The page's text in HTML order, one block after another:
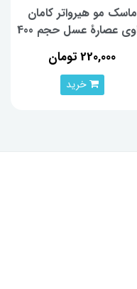
ماسک مو هیرواتر کامان
حاوی عصارۀ عسل حجم 400
220,000 تومان
خرید